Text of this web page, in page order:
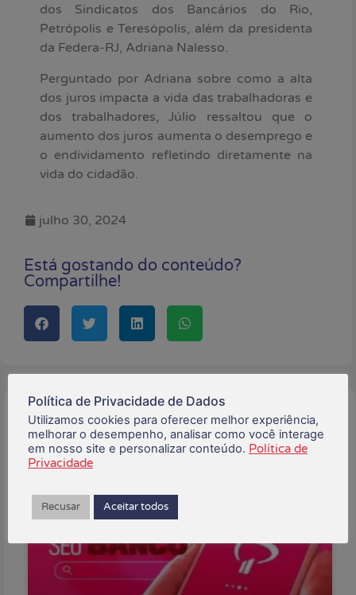
dos Sindicatos dos Bancários do Rio,
Petrópolis e Teresópolis, além da presidenta
da Federa-RJ, Adriana Nalesso.
Perguntado por Adriana sobre como a alta
dos juros impacta a vida das trabalhadoras e
dos trabalhadores, Júlio ressaltou que o
aumento dos juros aumenta o desemprego e
o endividamento refletindo diretamente na
vida do cidadão.
julho 30, 2024
Está gostando do conteúdo?
Compartilhe!
Buscar:
Posts Recentes:
Política de Privacidade de Dados
Utilizamos cookies para oferecer melhor experiência,
melhorar o desempenho, analisar como você interage
em nosso site e personalizar conteúdo. Política de
Privacidade
Recusar Aceitar todos